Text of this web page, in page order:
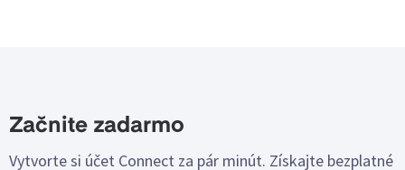
Začnite zadarmo
Vytvorte si účet Connect za pár minút. Získajte bezplatné